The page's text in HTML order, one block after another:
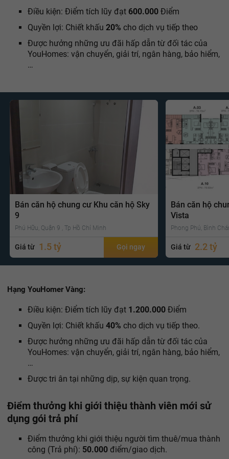
Điều kiện: Điểm tích lũy đạt 600.000 Điểm
Quyền lợi: Chiết khấu 20% cho dịch vụ tiếp theo
Được hưởng những ưu đãi hấp dẫn từ đối tác của
YouHomes: vận chuyển, giải trí, ngân hàng, bảo hiểm,
…
Bán căn hộ chung cư Khu căn hộ Sky
9
Phú Hữu, Quận 9 , Tp Hồ Chí Minh
Giá từ 1.5 tỷ Gọi ngay
Bán căn hộ
Vista
Phong Phú, Bình
Giá từ 2.2 tỷ
Hạng YouHomer Vàng:
Điều kiện: Điểm tích lũy đạt 1.200.000 Điểm
Quyền lợi: Chiết khấu 40% cho dịch vụ tiếp theo.
Được hưởng những ưu đãi hấp dẫn từ đối tác của
YouHomes: vận chuyển, giải trí, ngân hàng, bảo hiểm,
…
Được tri ân tại những dịp, sự kiện quan trọng.
Điểm thưởng khi giới thiệu thành viên mới sử
dụng gói trả phí
Điểm thưởng khi giới thiệu người tìm thuê/mua thành
công (Trả phí): 50.000 điểm/giao dịch.